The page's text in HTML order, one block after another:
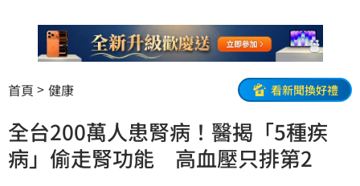
首頁 健康 看新聞換好禮
全台200萬人患腎病！醫揭「5種疾
病」偷走腎功能 高血壓只排第2